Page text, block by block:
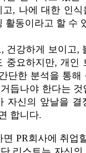
, 나에 대한 인
활동이라고 할 수
, 건강하게 보이고,
중요하지만, 개인
단한 분석을 통해
듭나야 한다는 것
자신의 앞날을
합니다.
PR회사에 취업